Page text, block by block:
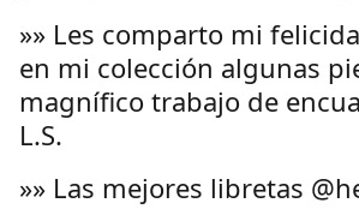
»» Les comparto mi
en mi colección algunas
magnífico trabajo de
L.S.
»» Las mejores libretas